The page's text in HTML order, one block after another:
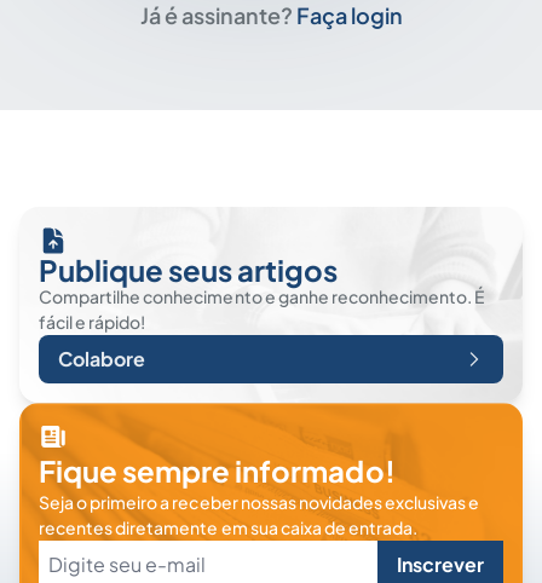
Já é assinante? Faça login
Publique seus artigos
Compartilhe conhecimento e ganhe reconhecimento. É
fácil e rápido!
Colabore
Fique sempre informado!
Seja o primeiro a receber nossas novidades exclusivas e
recentes diretamente em sua caixa de entrada.
Inscrever